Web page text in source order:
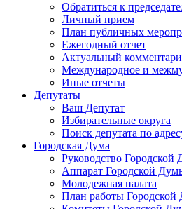
Обратиться к
Личный прием
План публичных
Ежегодный отчет
Актуальный
Международное и
Иные отчеты
Депутаты
Ваш Депутат
Избирательные округа
Поиск депутата по
Городская Дума
Руководство Городской
Аппарат Городской
Молодежная палата
План работы